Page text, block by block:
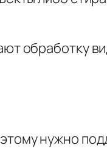
обработку
нужно